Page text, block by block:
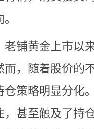
铺黄金上市以
而，随着股价的
仓策略明显分化
，甚至触及了持